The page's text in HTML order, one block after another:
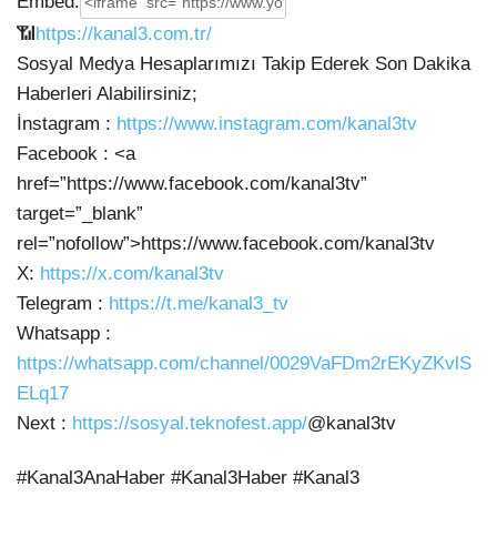
📶https://kanal3.com.tr/
Sosyal Medya Hesaplarımızı Takip Ederek Son Dakika
Haberleri Alabilirsiniz;
İnstagram : https://www.instagram.com/kanal3tv
Facebook : <a
href=”https://www.facebook.com/kanal3tv”
target=”_blank”
rel=”nofollow”>https://www.facebook.com/kanal3tv
X: https://x.com/kanal3tv
Telegram : https://t.me/kanal3_tv
Whatsapp :
https://whatsapp.com/channel/0029VaFDm2rEKyZKvlS
ELq17
Next : https://sosyal.teknofest.app/@kanal3tv
#Kanal3AnaHaber #Kanal3Haber #Kanal3